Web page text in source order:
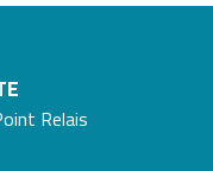
Relais